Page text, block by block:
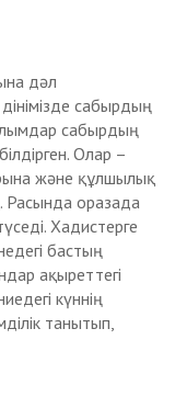
дәл
сабырдың
сабырдың
Олар –
және құлшылық
оразада
Хадистерге
бастың
ақыреттегі
күннің
танытып,